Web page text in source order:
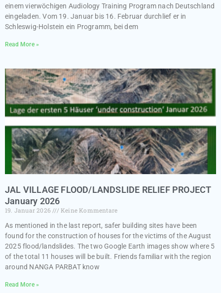
einem vierwöchigen Audiology Training Program nach Deutschland
eingeladen. Vom 19. Januar bis 16. Februar durchlief er in
Schleswig-Holstein ein Programm, bei dem
Read More »
JAL VILLAGE FLOOD/LANDSLIDE RELIEF PROJECT
January 2026
19. Januar 2026
Keine Kommentare
As mentioned in the last report, safer building sites have been
found for the construction of houses for the victims of the August
2025 flood/landslides. The two Google Earth images show where 5
of the total 11 houses will be built. Friends familiar with the region
around NANGA PARBAT know
Read More »